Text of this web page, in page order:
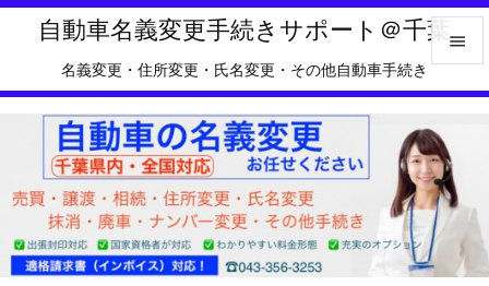
自動車名義変更手続きサポート＠千葉
名義変更・住所変更・氏名変更・その他自動車手続き



サイド


次へ
RSS Feedly